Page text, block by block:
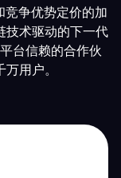
争优势定价的加
技术驱动的下一代
台信赖的合作伙
用户。